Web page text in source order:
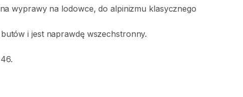
na wyprawy na lodowce​,​ do alpinizmu klasycznego
butów i jest naprawdę wszechstronny.
46.